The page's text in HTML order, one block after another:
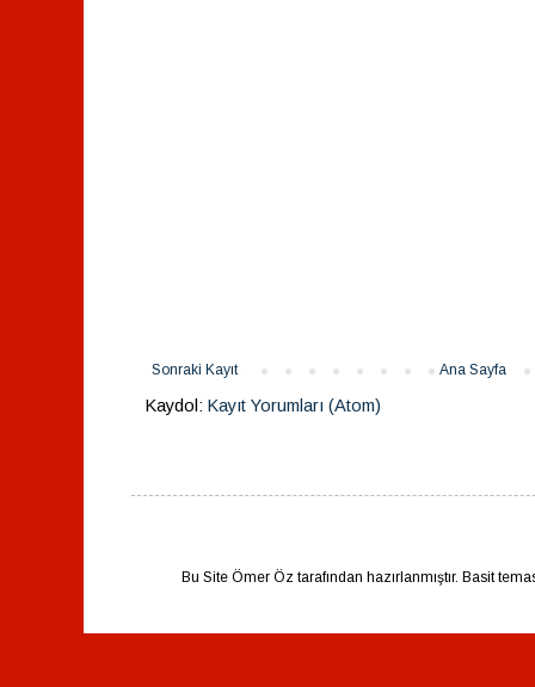
Sonraki Kayıt Ana Sayfa
Kaydol: Kayıt Yorumları (Atom)
Bu Site Ömer Öz tarafından hazırlanmıştır. Basit